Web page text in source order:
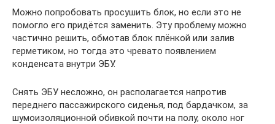
Можно попробовать просушить блок, но если это не
помогло его придётся заменить. Эту проблему можно
частично решить, обмотав блок плёнкой или залив
герметиком, но тогда это чревато появлением
конденсата внутри ЭБУ.
Снять ЭБУ несложно, он располагается напротив
переднего пассажирского сиденья, под бардачком, за
шумоизоляционной обивкой почти на полу, около ног